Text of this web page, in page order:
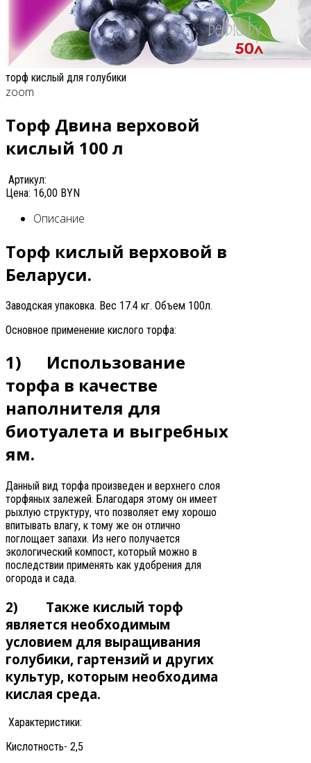
торф кислый для голубики
zoom
Торф Двина верховой
кислый 100 л
Артикул:
Цена: 16,00 BYN
Описание
Торф кислый верховой в
Беларуси.
Заводская упаковка. Вес 17.4 кг. Объем 100л.
Основное применение кислого торфа:
1) Использование
торфа в качестве
наполнителя для
биотуалета и выгребных
ям.
Данный вид торфа произведен и верхнего слоя
торфяных залежей. Благодаря этому он имеет
рыхлую структуру, что позволяет ему хорошо
впитывать влагу, к тому же он отлично
поглощает запахи. Из него получается
экологический компост, который можно в
последствии применять как удобрения для
огорода и сада.
2) Также кислый торф
является необходимым
условием для выращивания
голубики, гартензий и других
культур, которым необходима
кислая среда.
Характеристики:
Кислотность- 2,5